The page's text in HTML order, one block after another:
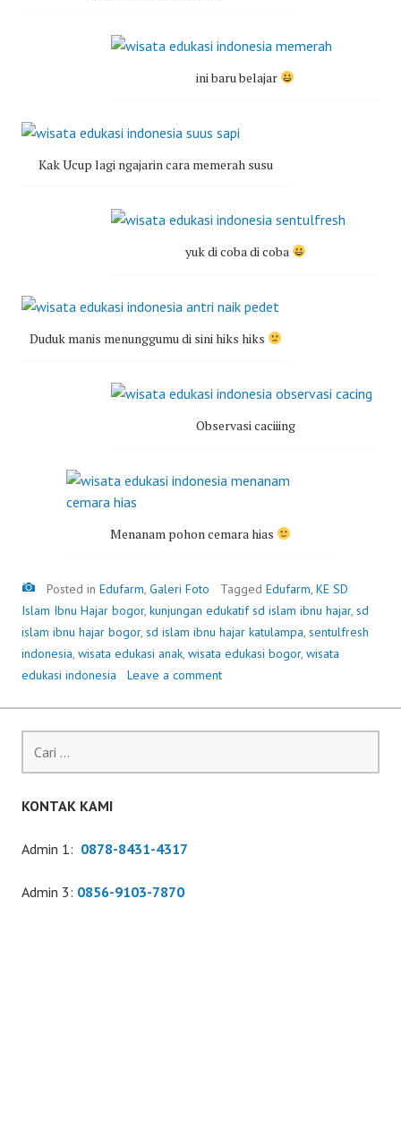
ini baru belajar
Kak Ucup lagi ngajarin cara memerah susu
yuk di coba di coba
Duduk manis menunggumu di sini hiks hiks
Observasi caciiing
Menanam pohon cemara hias
Gambar
Posted in Edufarm, Galeri Foto Tagged Edufarm, KE SD
Islam Ibnu Hajar bogor, kunjungan edukatif sd islam ibnu hajar, sd
islam ibnu hajar bogor, sd islam ibnu hajar katulampa, sentulfresh
indonesia, wisata edukasi anak, wisata edukasi bogor, wisata
edukasi indonesia
Leave a comment
untuk:
KONTAK KAMI
Admin 1: 0878-8431-4317
Admin 3: 0856-9103-7870